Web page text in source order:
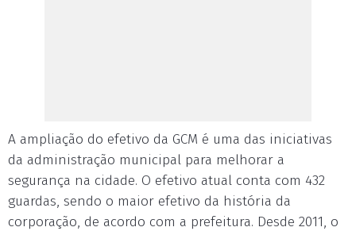
A ampliação do efetivo da GCM é uma das iniciativas
da administração municipal para melhorar a
segurança na cidade. O efetivo atual conta com 432
guardas, sendo o maior efetivo da história da
corporação, de acordo com a prefeitura. Desde 2011, o